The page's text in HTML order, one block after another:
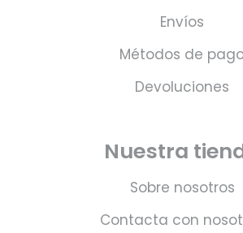
Envíos
Métodos de
Devoluciones
Nuestra
Sobre nosotros
Contacta con